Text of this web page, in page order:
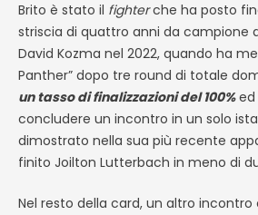
Brito è stato il fighterche ha posto
striscia di quattro anni da campione
David Kozma nel 2022, quando ha
Panther” dopo tre round di totale
un tasso di finalizzazioni del 100%ed
concludere un incontro in un solo
dimostrato nella sua più recente
finito Joilton Lutterbach in meno di
Nel resto della card, un altro